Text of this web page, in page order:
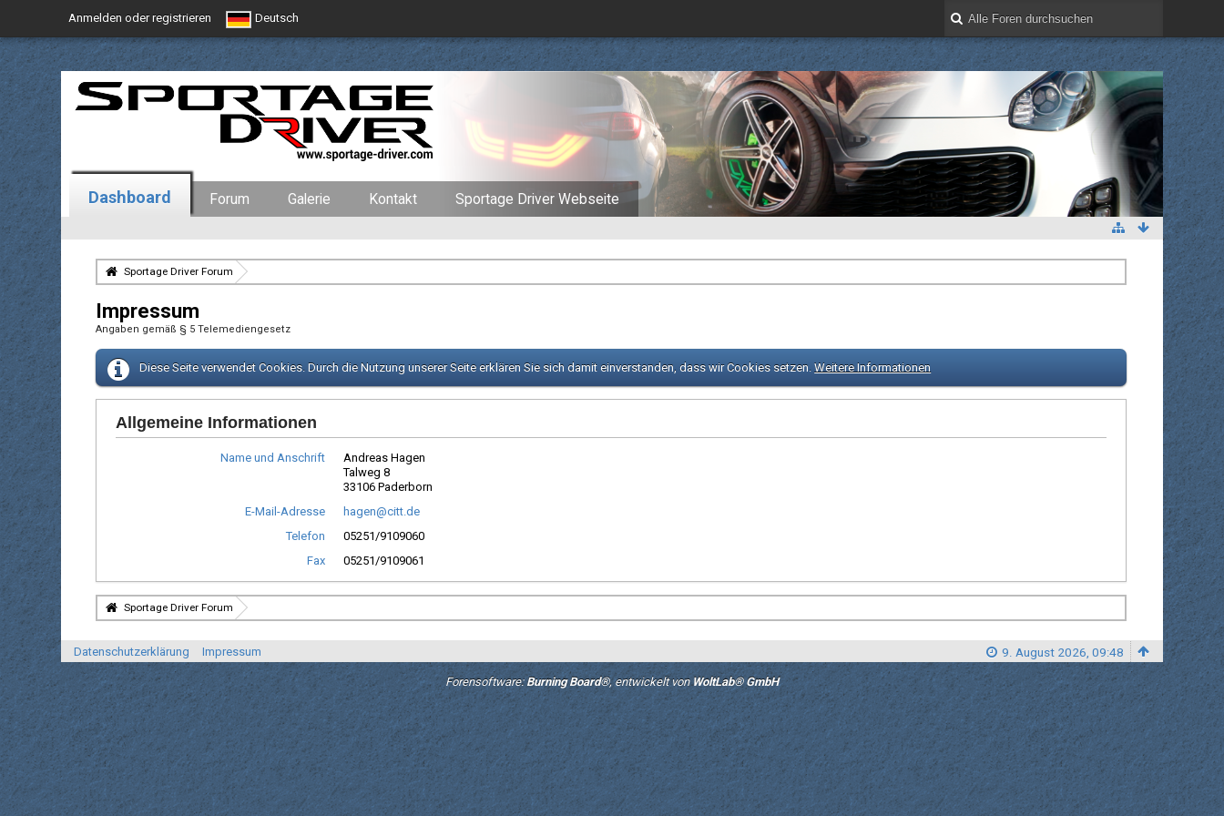
Anmelden oder registrieren Deutsch
Dashboard Forum Galerie Kontakt Sportage Driver Webseite
Sportage Driver Forum
Impressum
Angaben gemäß § 5 Telemediengesetz
Diese Seite verwendet Cookies. Durch die Nutzung unserer Seite erklären Sie sich damit einverstanden, dass wir Cookies setzen.Weitere Informationen
Allgemeine Informationen
Name und Anschrift
Andreas Hagen
Talweg 8
33106 Paderborn
E-Mail-Adresse
hagen@citt.de
Telefon
05251/9109060
Fax
05251/9109061
Sportage Driver Forum
Datenschutzerklärung Impressum 9. August 2026, 09:48
Forensoftware: Burning Board®, entwickelt vonWoltLab® GmbH